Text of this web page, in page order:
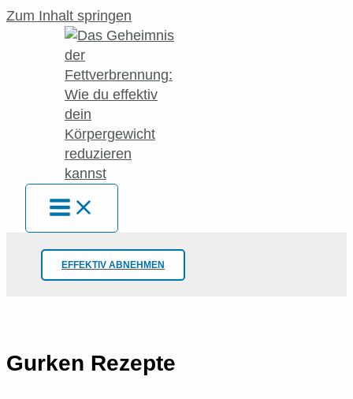
Zum Inhalt springen
EFFEKTIV ABNEHMEN
Gurken Rezepte